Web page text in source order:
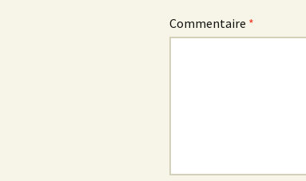
Commentaire *